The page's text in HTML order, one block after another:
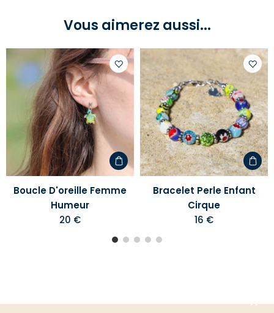
Vous aimerez aussi...
Ajouter
liste
d'envies
Boucle D'oreille Femme
Humeur
20 €
à
votre
liste
Bracelet Perle Enfant
Cirque
16 €